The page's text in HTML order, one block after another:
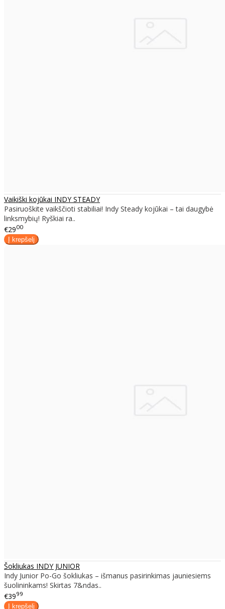
Vaikiški kojūkai INDY STEADY
Pasiruoškite vaikščioti stabiliai! Indy Steady kojūkai – tai daugybė
linksmybių! Ryškiai ra..
€2900
Šokliukas INDY JUNIOR
Indy Junior Po-Go šokliukas – išmanus pasirinkimas jauniesiems
šuolininkams! Skirtas 7&ndas..
€3999